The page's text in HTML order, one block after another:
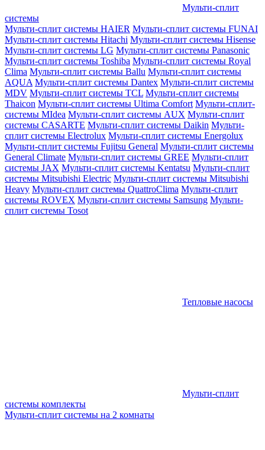
Мульти-сплит
системы
Мульти-сплит системы HAIER Мульти-сплит системы FUNAI
Мульти-сплит системы Hitachi Мульти-сплит системы Hisense
Мульти-сплит системы LG Мульти-сплит системы Panasonic
Мульти-сплит системы Toshiba Мульти-сплит системы Royal
Clima Мульти-сплит системы Ballu Мульти-сплит системы
AQUA Мульти-сплит системы Dantex Мульти-сплит системы
MDV Мульти-сплит системы TCL Мульти-сплит системы
Thaicon Мульти-сплит системы Ultima Comfort Мульти-сплит-
системы MIdea Мульти-сплит системы AUX Мульти-сплит
системы CASARTE Мульти-сплит системы Daikin Мульти-
сплит системы Electrolux Мульти-сплит системы Energolux
Мульти-сплит системы Fujitsu General Мульти-сплит системы
General Climate Мульти-сплит системы GREE Мульти-сплит
системы JAX Мульти-сплит системы Kentatsu Мульти-сплит
системы Mitsubishi Electric Мульти-сплит системы Mitsubishi
Heavy Мульти-сплит системы QuattroClima Мульти-сплит
системы ROVEX Мульти-сплит системы Samsung Мульти-
сплит системы Tosot
Тепловые насосы
Мульти-сплит
системы комплекты
Мульти-сплит системы на 2 комнаты